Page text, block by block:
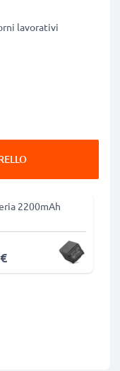
lavorativi
2200mAh